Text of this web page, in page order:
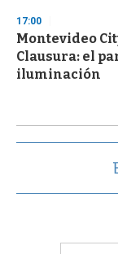
17:00
Montevideo
Clausura: el
iluminación